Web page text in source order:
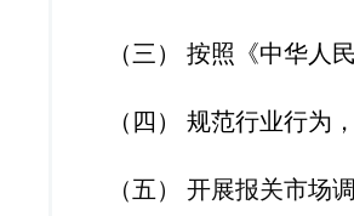
（三） 按照《中华人
（四） 规范行业行为
（五） 开展报关市场